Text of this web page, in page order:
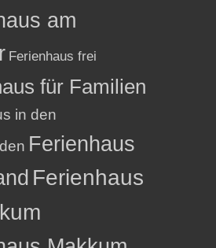
am
Ferienhaus frei
für Familien
in den
Ferienhaus
Ferienhaus